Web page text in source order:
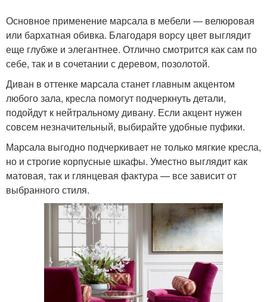
Основное применение марсала в мебели — велюровая
или бархатная обивка. Благодаря ворсу цвет выглядит
еще глубже и элегантнее. Отлично смотрится как сам по
себе, так и в сочетании с деревом, позолотой.
Диван в оттенке марсала станет главным акцентом
любого зала, кресла помогут подчеркнуть детали,
подойдут к нейтральному дивану. Если акцент нужен
совсем незначительный, выбирайте удобные пуфики.
Марсала выгодно подчеркивает не только мягкие кресла,
но и строгие корпусные шкафы. Уместно выглядит как
матовая, так и глянцевая фактура — все зависит от
выбранного стиля.